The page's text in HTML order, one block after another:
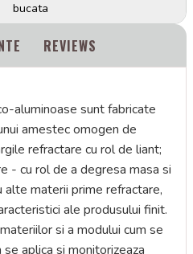
bucata
REVIEWS
aluminoase sunt fabricate
amestec omogen de
refractare cu rol de liant;
- cu rol de a degresa masa si
alte materii prime refractare,
ale produsului finit.
si a modului cum se
aplica si monitorizeaza